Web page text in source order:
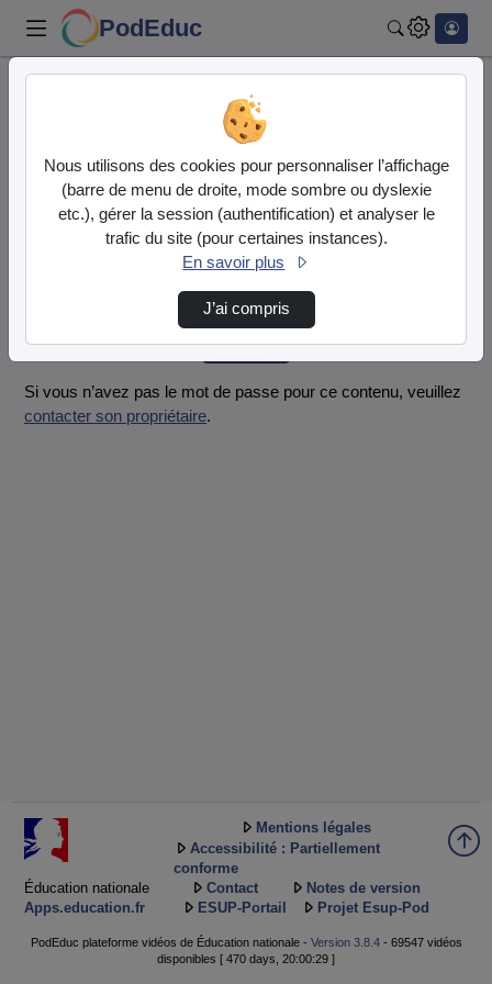
PodEduc
THAIS ET ALEXIS.mp4
Mot de passe requis
Cette vidéo est protégée par un mot de passe, veuillez le
fournir et cliquez sur envoyer.
Envoyer
Si vous n’avez pas le mot de passe pour ce contenu, veuillez
contacter son propriétaire.
Éducation nationale
Apps.education.fr
Mentions légales
Accessibilité : Partiellement
conforme
Contact
Notes de version
ESUP-Portail
Projet Esup-Pod
PodEduc plateforme vidéos de Éducation nationale - Version 3.8.4- 69547 vidéos
disponibles [ 470 days, 20:00:29 ]
Nous utilisons des cookies pour personnaliser l’affichage
(barre de menu de droite, mode sombre ou dyslexie
etc.), gérer la session (authentification) et analyser le
trafic du site (pour certaines instances).
En savoir plus
J’ai compris